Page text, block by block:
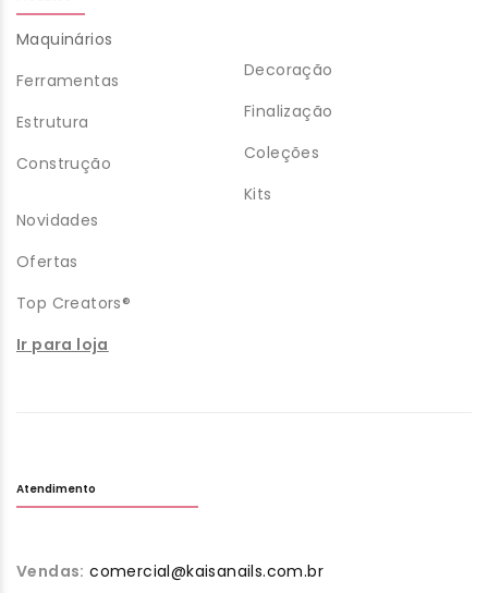
Maquinários
Ferramentas
Estrutura
Construção
Decoração
Finalização
Coleções
Kits
Novidades
Ofertas
Top Creators®
Ir para loja
Atendimento
Vendas: comercial@kaisanails.com.br